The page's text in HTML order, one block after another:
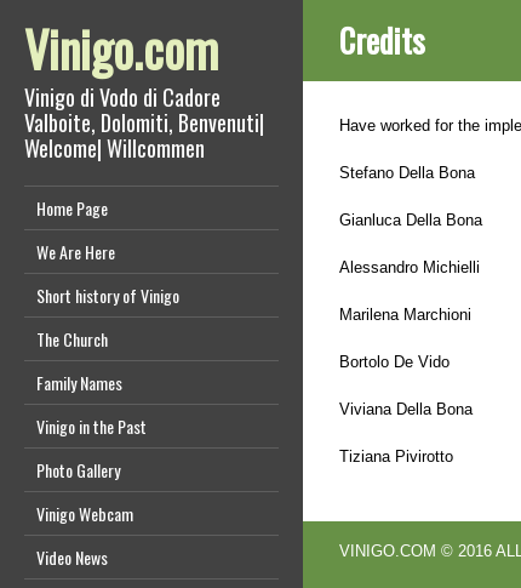
Vinigo.com
Vinigo di Vodo di Cadore
Valboite, Dolomiti, Benvenuti|
Welcome| Willcommen
Home Page
We Are Here
Short history of Vinigo
The Church
Family Names
Vinigo in the Past
Photo Gallery
Vinigo Webcam
Video News
Credits
Have worked for the
Stefano Della Bona
Gianluca Della Bona
Alessandro Michielli
Marilena Marchioni
Bortolo De Vido
Viviana Della Bona
Tiziana Pivirotto
VINIGO.COM © 2016